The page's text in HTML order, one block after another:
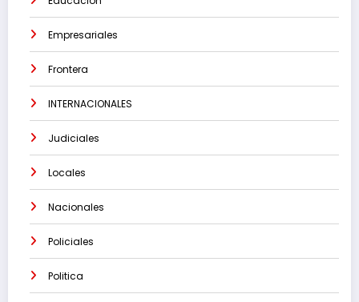
Empresariales
Frontera
INTERNACIONALES
Judiciales
Locales
Nacionales
Policiales
Politica